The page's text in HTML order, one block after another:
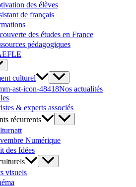
des élèves
de français
des études en France
pédagogiques
culturel
Nos actualités
& experts associés
récurrents
Numérique
des Idées
visuels